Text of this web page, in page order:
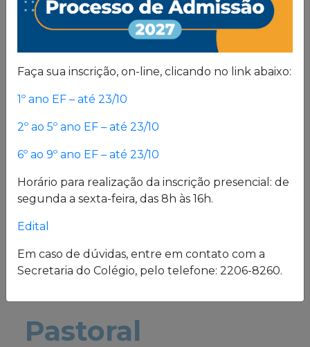
Pedagógica
formação, pautada em valores cristãos e um
consistente conhecimento acadêmico.
Estrutura física
O Colégio oferece uma excelente estrutura para
atender a seus alunos em período integral.
de leitura e de grupo; biblioteca; cybersala;
semiolímpica; sala de musculação e enfermaria
são alguns desses espaços.
Pastoral
Faça sua inscrição, on-line, clicando no link abaixo:
1º ano EF – até 23/10
2º ao 5º ano EF – até 23/10
6º ao 9º ano EF – até 23/10
Horário para realização da inscrição presencial: de
segunda a sexta-feira, das 8h às 16h.
Edital
Em caso de dúvidas, entre em contato com a
Secretaria do Colégio, pelo telefone: 2206-8260.